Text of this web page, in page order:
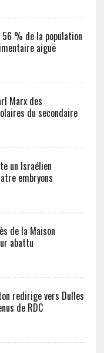
56 % de la population
aiguë
Marx des
du secondaire
un Israélien
embryons
de la Maison
abattu
redirige vers Dulles
de RDC